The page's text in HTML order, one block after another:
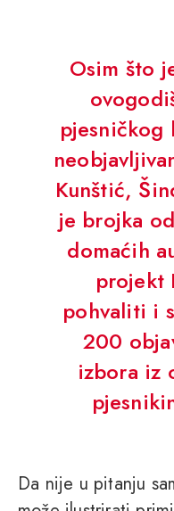
Osim što
pjesničkog
Kunštić,
je brojka
domaćih
projekt
pohvaliti i
200
izbora iz
Da nije u pitanju